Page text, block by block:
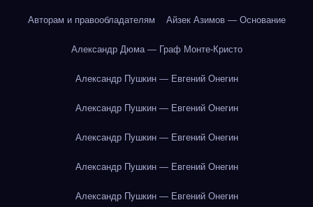
Авторам и правообладателям Айзек Азимов — Основание
Александр Дюма — Граф Монте-Кристо
Александр Пушкин — Евгений Онегин
Александр Пушкин — Евгений Онегин
Александр Пушкин — Евгений Онегин
Александр Пушкин — Евгений Онегин
Александр Пушкин — Евгений Онегин